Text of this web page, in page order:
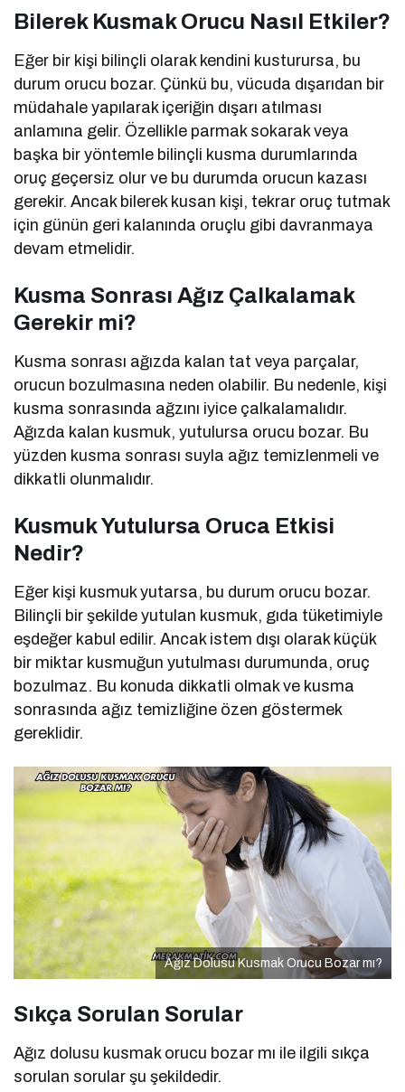
Bilerek Kusmak Orucu Nasıl Etkiler?
Eğer bir kişi bilinçli olarak kendini kusturursa, bu
durum orucu bozar. Çünkü bu, vücuda dışarıdan bir
müdahale yapılarak içeriğin dışarı atılması
anlamına gelir. Özellikle parmak sokarak veya
başka bir yöntemle bilinçli kusma durumlarında
oruç geçersiz olur ve bu durumda orucun kazası
gerekir. Ancak bilerek kusan kişi, tekrar oruç tutmak
için günün geri kalanında oruçlu gibi davranmaya
devam etmelidir.
Kusma Sonrası Ağız Çalkalamak
Gerekir mi?
Kusma sonrası ağızda kalan tat veya parçalar,
orucun bozulmasına neden olabilir. Bu nedenle, kişi
kusma sonrasında ağzını iyice çalkalamalıdır.
Ağızda kalan kusmuk, yutulursa orucu bozar. Bu
yüzden kusma sonrası suyla ağız temizlenmeli ve
dikkatli olunmalıdır.
Kusmuk Yutulursa Oruca Etkisi
Nedir?
Eğer kişi kusmuk yutarsa, bu durum orucu bozar.
Bilinçli bir şekilde yutulan kusmuk, gıda tüketimiyle
eşdeğer kabul edilir. Ancak istem dışı olarak küçük
bir miktar kusmuğun yutulması durumunda, oruç
bozulmaz. Bu konuda dikkatli olmak ve kusma
sonrasında ağız temizliğine özen göstermek
gereklidir.
Ağız Dolusu Kusmak Orucu Bozar mı?
Sıkça Sorulan Sorular
Ağız dolusu kusmak orucu bozar mı ile ilgili sıkça
sorulan sorular şu şekildedir.